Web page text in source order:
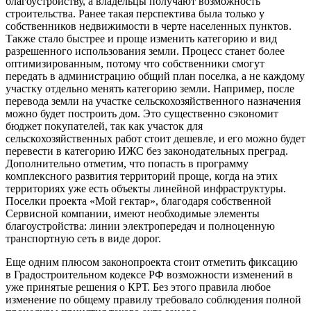
строительства. Ранее такая перспектива была только у
собственников недвижимости в черте населенных пунктов.
Также стало быстрее и проще изменить категорию и вид
разрешенного использования земли. Процесс станет более
оптимизированным, потому что собственники смогут
передать в администрацию общий план поселка, а не каждому
участку отдельно менять категорию земли. Например, после
перевода земли на участке сельскохозяйственного назначения
можно будет построить дом. Это существенно сэкономит
бюджет покупателей, так как участок для
сельскохозяйственных работ стоит дешевле, и его можно будет
перевести в категорию ИЖС без законодательных преград.
Дополнительно отметим, что попасть в программу
комплексного развития территорий проще, когда на этих
территориях уже есть объекты линейной инфраструктуры.
Поселки проекта «Мой гектар», благодаря собственной
Сервисной компании, имеют необходимые элементы
благоустройства: линии электропередач и полноценную
транспортную сеть в виде дорог.
Еще одним плюсом законопроекта стоит отметить фиксацию
в Градостроительном кодексе РФ возможности изменений в
уже принятые решения о КРТ. Без этого правила любое
изменение по общему правилу требовало соблюдения полной